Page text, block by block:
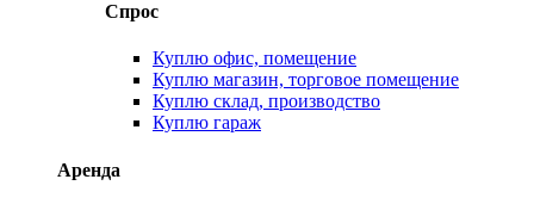
Спрос
Куплю офис, помещение
Куплю магазин, торговое помещение
Куплю склад, производство
Куплю гараж
Аренда